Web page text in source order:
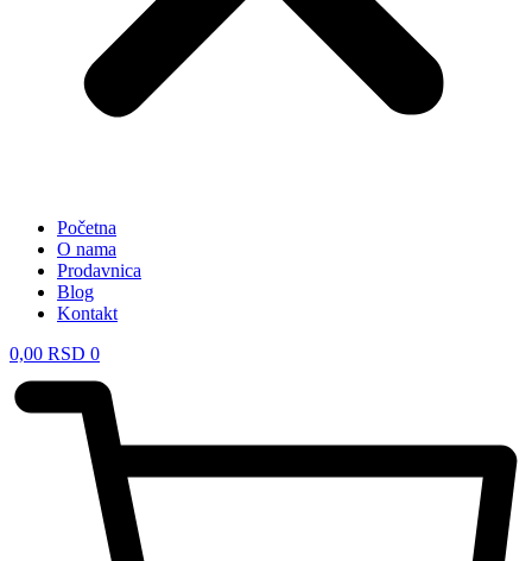
Početna
O nama
Prodavnica
Blog
Kontakt
0,00 RSD 0